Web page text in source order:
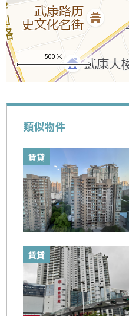
500 米
類似物件
賃貸
賃貸